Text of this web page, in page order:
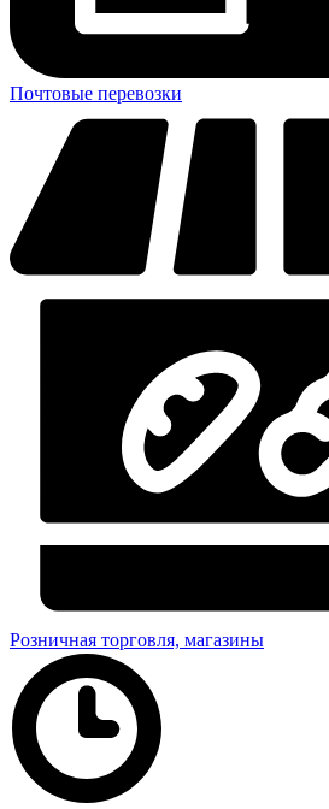
Почтовые перевозки
Розничная торговля, магазины